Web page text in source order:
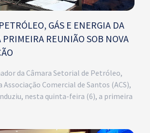
GÁS E ENERGIA DA
PRIMEIRA REUNIÃO SOB NOVA
da Câmara Setorial de Petróleo,
Associação Comercial de Santos (ACS),
nesta quinta-feira (6), a primeira